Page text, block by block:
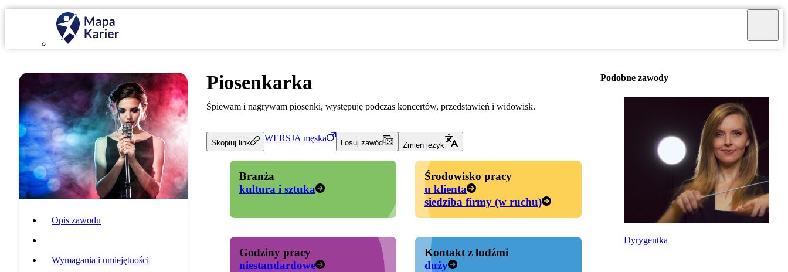
Opis zawodu
Wymagania i umiejętności
Piosenkarka
Śpiewam i nagrywam piosenki, występuję podczas koncertów, przedstawień i widowisk.
Skopiuj link WERSJA męska
Losuj zawód Zmień język
Branża
kultura i sztuka
Środowisko pracy
u klienta
siedziba firmy (w ruchu)
Godziny pracy
niestandardowe
Kontakt z ludźmi
duży
Podobne zawody
Dyrygentka